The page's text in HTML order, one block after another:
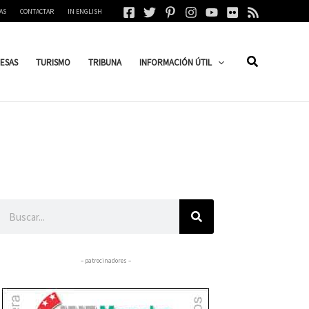
CONTACTAR IN ENGLISH
TURISMO TRIBUNA INFORMACIÓN ÚTIL
– patrocinadores –